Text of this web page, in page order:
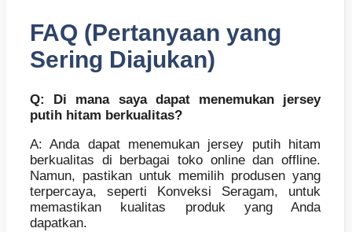
FAQ (Pertanyaan yang
Sering Diajukan)
Q: Di mana saya dapat menemukan jersey
putih hitam berkualitas?
A: Anda dapat menemukan jersey putih hitam
berkualitas di berbagai toko online dan offline.
Namun, pastikan untuk memilih produsen yang
terpercaya, seperti Konveksi Seragam, untuk
memastikan kualitas produk yang Anda
dapatkan.